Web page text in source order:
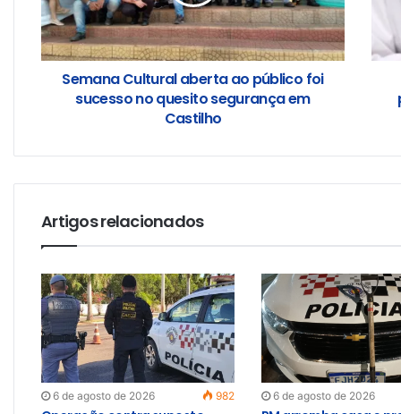
Semana Cultural aberta ao público foi
sucesso no quesito segurança em
Castilho
Artigos relacionados
6 de agosto de 2026 982 6 de agosto de 2026